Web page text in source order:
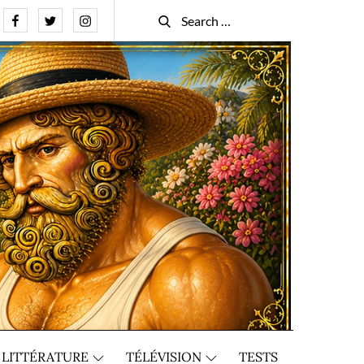
FacebookTwitterInstagram
Search
for:
Search
LITTÉRATURE TÉLÉVISION TESTS